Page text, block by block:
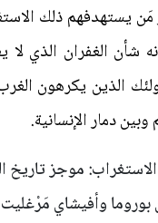
يستهدفهم ذلك
شأن الغفران الذي لا
الذين يكرهون
دمار الإنسانية.
موجز تاريخ
بوروما وأفيشاي